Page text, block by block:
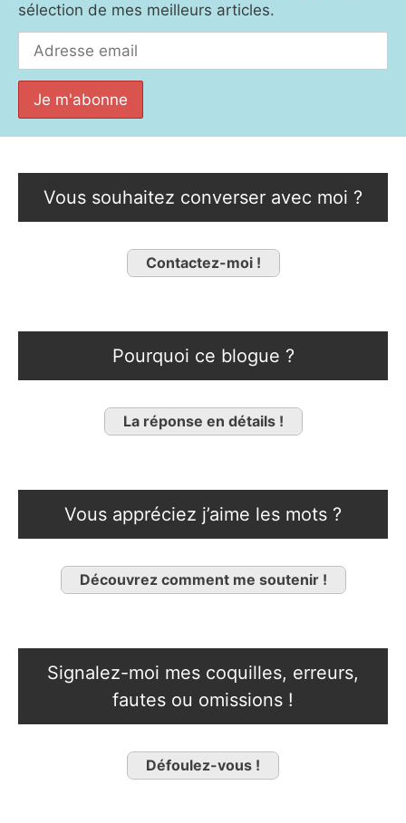
sélection de mes meilleurs articles.
Vous souhaitez converser avec moi ?
Contactez-moi !
Pourquoi ce blogue ?
La réponse en détails !
Vous appréciez j’aime les mots ?
Découvrez comment me soutenir !
Signalez-moi mes coquilles, erreurs,
fautes ou omissions !
Défoulez-vous !